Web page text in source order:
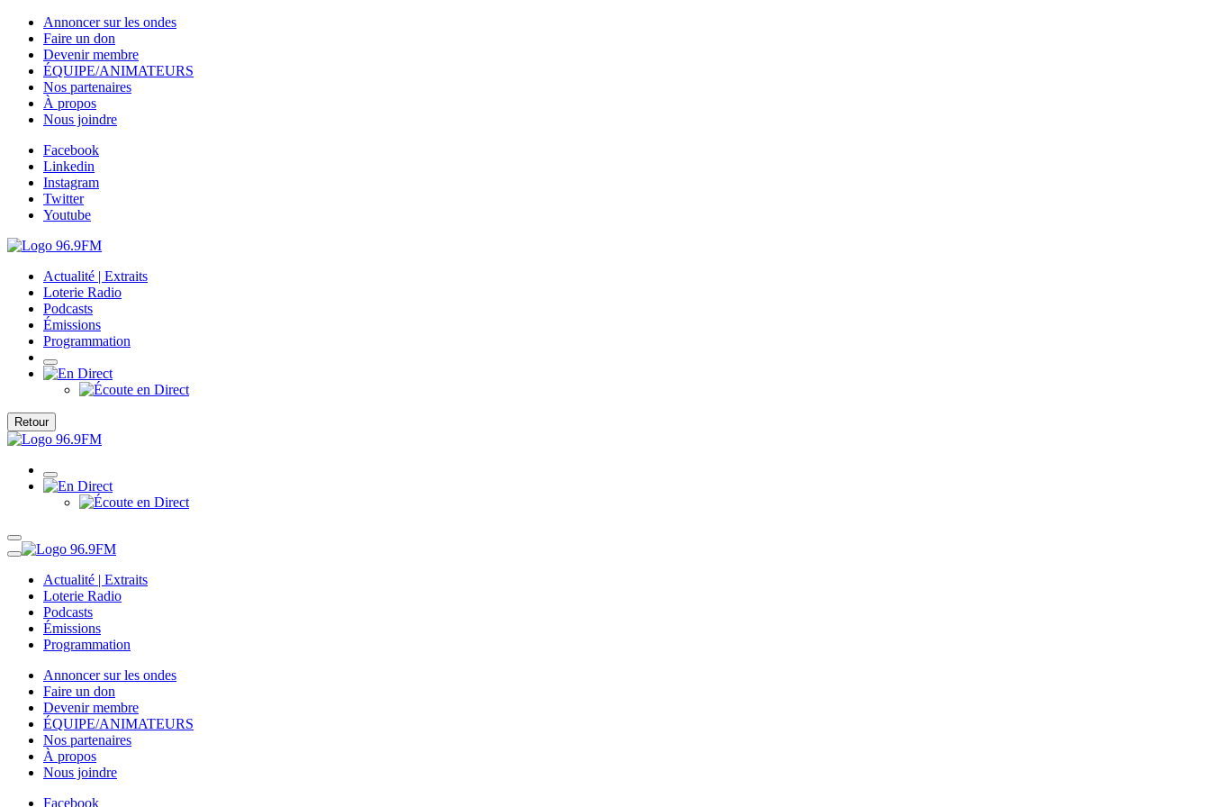
Annoncer sur les ondes
Faire un don
Devenir membre
ÉQUIPE/ANIMATEURS
Nos partenaires
À propos
Nous joindre
Facebook
Linkedin
Instagram
Twitter
Youtube
Actualité | Extraits
Loterie Radio
Podcasts
Émissions
Programmation
Retour
Actualité | Extraits
Loterie Radio
Podcasts
Émissions
Programmation
Annoncer sur les ondes
Faire un don
Devenir membre
ÉQUIPE/ANIMATEURS
Nos partenaires
À propos
Nous joindre
Facebook